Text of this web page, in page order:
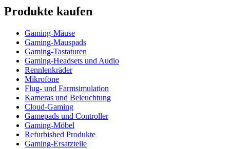
Produkte kaufen
Gaming-Mäuse
Gaming-Mauspads
Gaming-Tastaturen
Gaming-Headsets und Audio
Rennlenkräder
Mikrofone
Flug- und Farmsimulation
Kameras und Beleuchtung
Cloud-Gaming
Gamepads und Controller
Gaming-Möbel
Refurbished Produkte
Gaming-Ersatzteile